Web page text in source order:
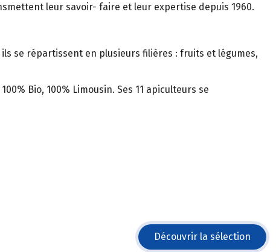
leur savoir- faire et leur expertise depuis 1960.
se répartissent en plusieurs filières : fruits et légumes,
Bio, 100% Limousin. Ses 11 apiculteurs se
Découvrir la sélection